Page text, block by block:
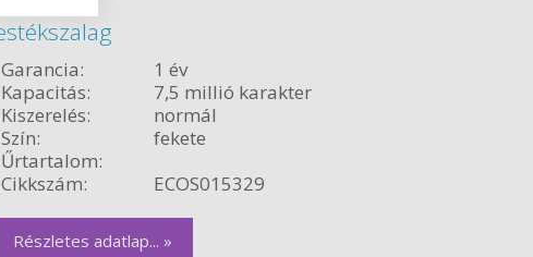
Garancia:
1 év
Kapacitás:
7,5 millió karakter
Kiszerelés:
normál
Szín:
fekete
Űrtartalom:
Cikkszám:
ECOS015329
Részletes adatlap... »